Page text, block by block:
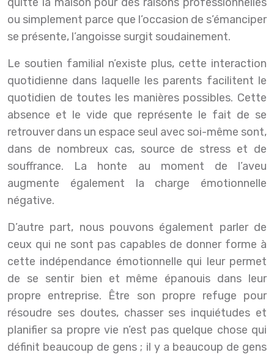
ou simplement parce que l’occasion de s’émanciper
se présente, l’angoisse surgit soudainement.
Le soutien familial n’existe plus, cette interaction
quotidienne dans laquelle les parents facilitent le
quotidien de toutes les manières possibles. Cette
absence et le vide que représente le fait de se
retrouver dans un espace seul avec soi-même sont,
dans de nombreux cas, source de stress et de
souffrance. La honte au moment de l’aveu
augmente également la charge émotionnelle
négative.
D’autre part, nous pouvons également parler de
ceux qui ne sont pas capables de donner forme à
cette indépendance émotionnelle qui leur permet
de se sentir bien et même épanouis dans leur
propre entreprise. Être son propre refuge pour
résoudre ses doutes, chasser ses inquiétudes et
planifier sa propre vie n’est pas quelque chose qui
définit beaucoup de gens ; il y a beaucoup de gens